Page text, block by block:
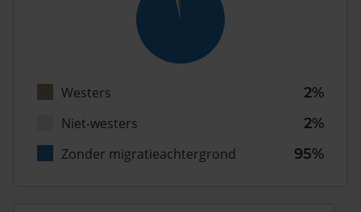
Westers
2%
Niet-westers
2%
Zonder migratieachtergrond
95%